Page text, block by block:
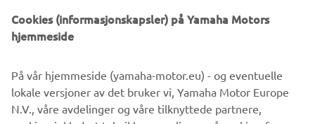
Informasjonen og/eller bildene på disse nettsidene kan
aldri brukes til kommersielle eller ikke-kommersielle
formål uten eksplisitt skriftlig samtykke fra Yamaha Motor
Cookies (informasjonskapsler) på Yamaha Motors
hjemmeside
På vår hjemmeside (yamaha-motor.eu) - og eventuelle
lokale versjoner av det bruker vi, Yamaha Motor Europe
N.V., våre avdelinger og våre tilknyttede partnere,